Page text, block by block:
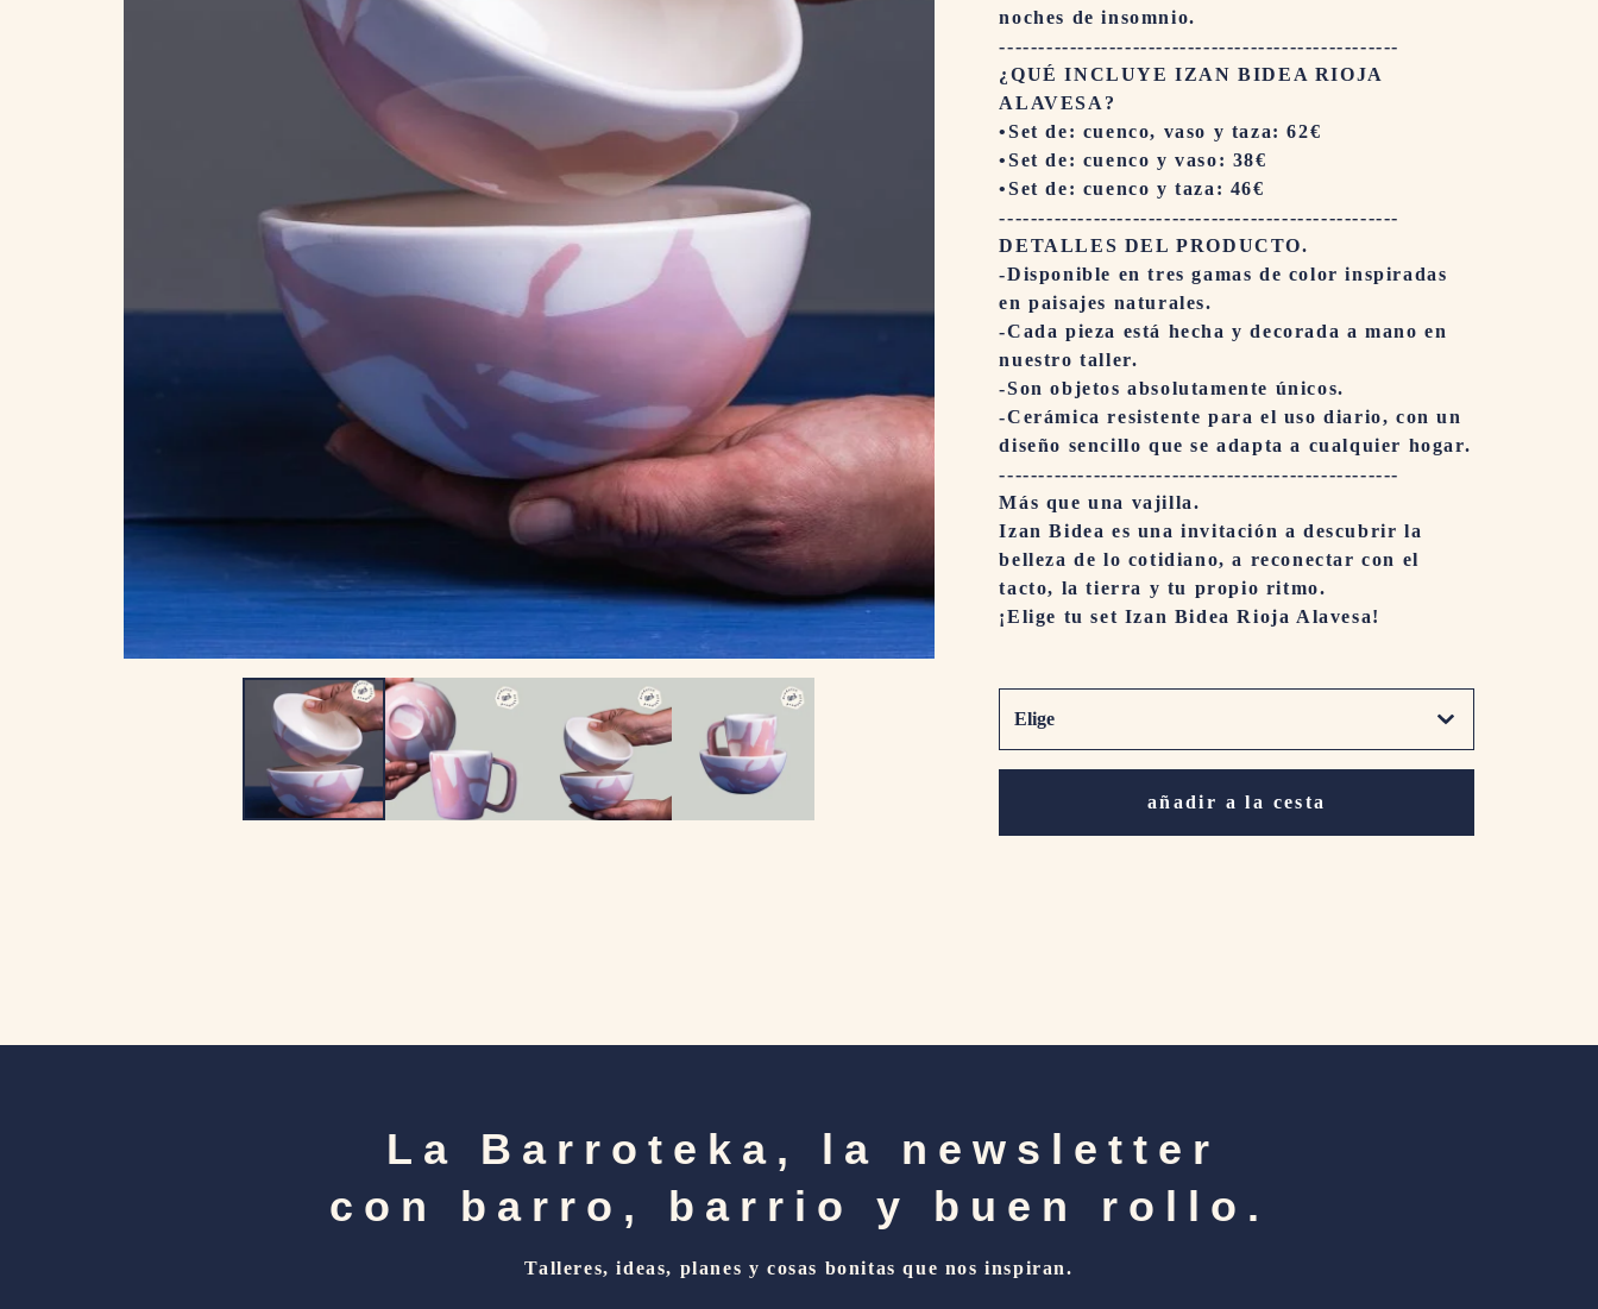
noches de insomnio.
---------------------------------------------------
¿QUÉ INCLUYE IZAN BIDEA RIOJA
ALAVESA?
•Set de: cuenco, vaso y taza: 62€
•Set de: cuenco y vaso: 38€
•Set de: cuenco y taza: 46€
---------------------------------------------------
DETALLES DEL PRODUCTO.
-Disponible en tres gamas de color inspiradas
en paisajes naturales.
-Cada pieza está hecha y decorada a mano en
nuestro taller.
-Son objetos absolutamente únicos.
-Cerámica resistente para el uso diario, con un
diseño sencillo que se adapta a cualquier hogar.
---------------------------------------------------
Más que una vajilla.
Izan Bidea es una invitación a descubrir la
belleza de lo cotidiano, a reconectar con el
tacto, la tierra y tu propio ritmo.
¡Elige tu set Izan Bidea Rioja Alavesa!
añadir a la cesta
La Barroteka, la newsletter
con barro, barrio y buen rollo.
Talleres, ideas, planes y cosas bonitas que nos inspiran.